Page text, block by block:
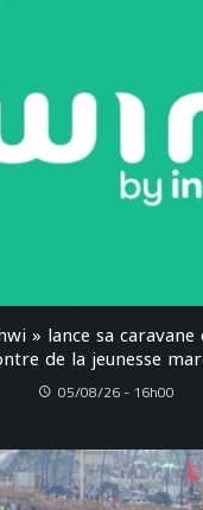
» lance sa caravane
de la jeunesse
05/08/26 - 16h00